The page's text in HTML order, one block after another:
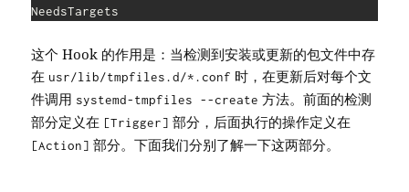
NeedsTargets
这个 Hook 的作用是：当检测到安装或更新的包文件中存
在 usr/lib/tmpfiles.d/*.conf 时，在更新后对每个文
件调用 systemd-tmpfiles --create 方法。前面的检测
部分定义在 [Trigger] 部分，后面执行的操作定义在
[Action] 部分。下面我们分别了解一下这两部分。